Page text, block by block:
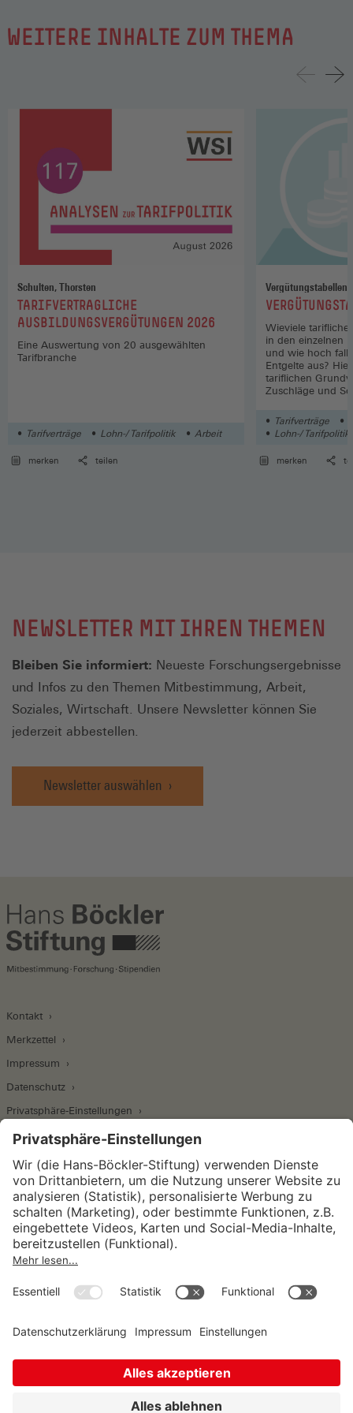
des Ausbildungstarifvertrages, Übernahme der
auch für Auszubildende und Studierende im
WEITERE INHALTE ZUM THEMA
Schulten, Thorsten
:
TARIFVERTRAGLICHE
AUSBILDUNGSVERGÜTUNGEN 2026
Eine Auswertung von 20 ausgewählten
Tarifbranche
Tarifverträge Lohn-/ Tarifpolitik Arbeit
merken teilen
Vergütungstabellen
:
Wieviele
in den einzelnen
und wie hoch
Entgelte aus?
tariflichen
Zuschläge und
Tarifverträge
Lohn-/ Tarifpolitik
merken
NEWSLETTER MIT IHREN THEMEN
Bleiben Sie informiert: Neueste Forschungsergebnisse
und Infos zu den Themen Mitbestimmung, Arbeit,
Soziales, Wirtschaft. Unsere Newsletter können Sie
jederzeit abbestellen.
Newsletter auswählen
Kontakt
Merkzettel
Impressum
Datenschutz
Privatsphäre-Einstellungen
Wirtschafts- und Sozialwissenschaftliches Institut
Institut für Makroökonomie und
Konjunkturforschung
Unternehmensführung
Sozialrecht